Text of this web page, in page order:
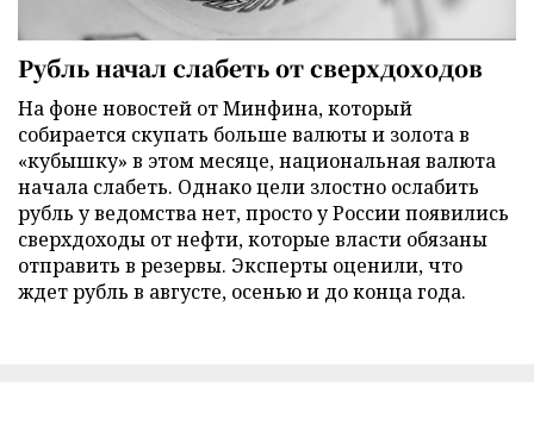
Рубль начал слабеть от сверхдоходов
На фоне новостей от Минфина, который
собирается скупать больше валюты и золота в
«кубышку» в этом месяце, национальная валюта
начала слабеть. Однако цели злостно ослабить
рубль у ведомства нет, просто у России появились
сверхдоходы от нефти, которые власти обязаны
отправить в резервы. Эксперты оценили, что
ждет рубль в августе, осенью и до конца года.